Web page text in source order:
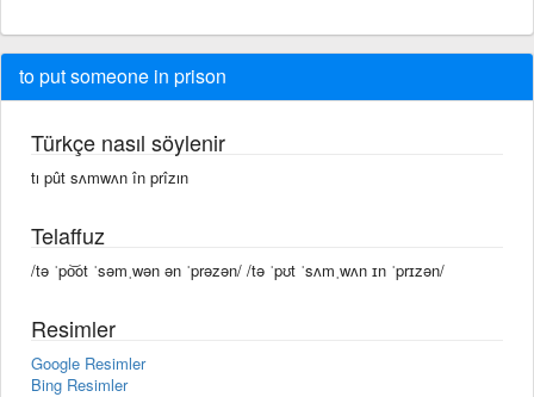
to put someone in prison
Türkçe nasıl söylenir
tı pût sʌmwʌn în prîzın
Telaffuz
/tə ˈpo͝ot ˈsəmˌwən ən ˈprəzən/ /tə ˈpʊt ˈsʌmˌwʌn ɪn ˈprɪzən/
Resimler
Google Resimler
Bing Resimler